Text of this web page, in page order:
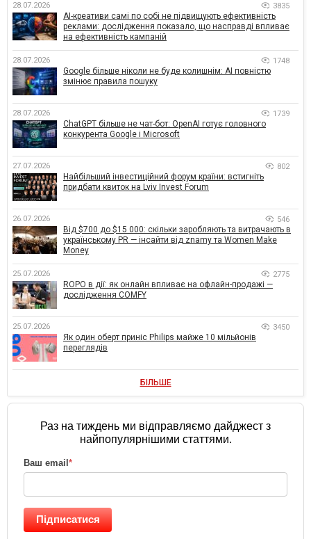
28.07.2026 3835
AI-креативи самі по собі не підвищують ефективність
реклами: дослідження показало, що насправді впливає
на ефективність кампаній
28.07.2026 1748
Google більше ніколи не буде колишнім: AI повністю
змінює правила пошуку
28.07.2026 1739
ChatGPT більше не чат-бот: OpenAI готує головного
конкурента Google і Microsoft
27.07.2026 802
Найбільший інвестиційний форум країни: встигніть
придбати квиток на Lviv Invest Forum
26.07.2026 546
Від $700 до $15 000: скільки заробляють та витрачають в
українському PR — інсайти від znamy та Women Make
Money
25.07.2026 2775
ROPO в дії: як онлайн впливає на офлайн-продажі —
дослідження COMFY
25.07.2026 3450
Як один оберт приніс Philips майже 10 мільйонів
переглядів
БІЛЬШЕ
Раз на тиждень ми відправляємо дайджест з
найпопулярнішими статтями.
Ваш email *
Підписатися